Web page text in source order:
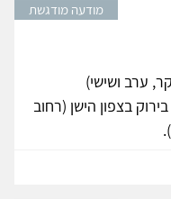
מודעה מודגשת
ערב ושישי)
בצפון הישן (רחוב